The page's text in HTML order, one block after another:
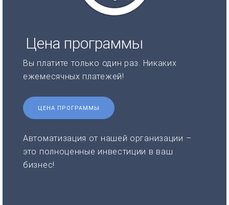
Цена программы
Вы платите только один раз. Никаких
ежемесячных платежей!
ЦЕНА ПРОГРАММЫ
Автоматизация от нашей организации –
это полноценные инвестиции в ваш
бизнес!